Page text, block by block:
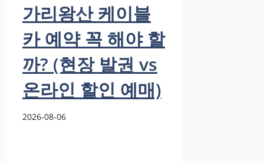
가리왕산 케이블
카 예약 꼭 해야 할
까? (현장 발권 vs
온라인 할인 예매)
2026-08-06